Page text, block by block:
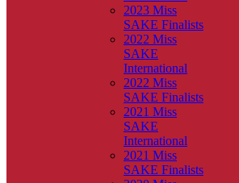
2023 Miss
SAKE Finalists
2022 Miss
SAKE
International
2022 Miss
SAKE Finalists
2021 Miss
SAKE
International
2021 Miss
SAKE Finalists